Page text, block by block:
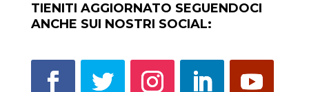
TIENITI AGGIORNATO SEGUENDOCI
ANCHE SUI NOSTRI SOCIAL: